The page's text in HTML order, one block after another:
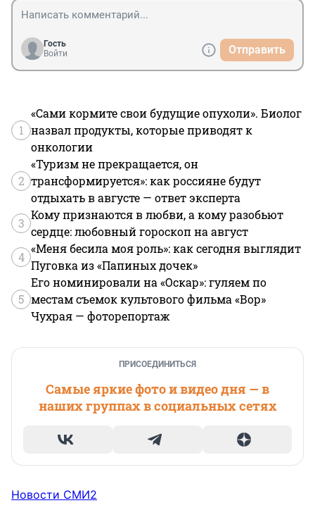
Гость
Войти
Отправить
1
«Сами кормите свои будущие опухоли». Биолог
назвал продукты, которые приводят к
онкологии
2
«Туризм не прекращается, он
трансформируется»: как россияне будут
отдыхать в августе — ответ эксперта
3
Кому признаются в любви, а кому разобьют
сердце: любовный гороскоп на август
4
«Меня бесила моя роль»: как сегодня выглядит
Пуговка из «Папиных дочек»
5
Его номинировали на «Оскар»: гуляем по
местам съемок культового фильма «Вор»
Чухрая — фоторепортаж
ПРИСОЕДИНИТЬСЯ
Самые яркие фото и видео дня — в
наших группах в социальных сетях
Новости СМИ2